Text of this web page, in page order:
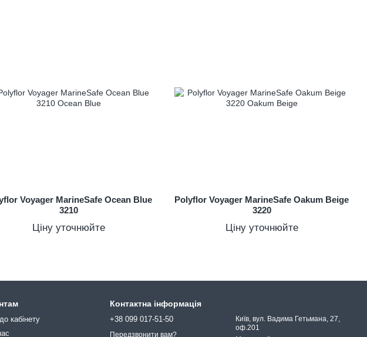
Voyager MarineSafe Ocean Blue
3210
Ціну уточнюйте
Polyflor Voyager MarineSafe Oakum Beige
3220
Ціну уточнюйте
кабінету
Контактна інформація
+38 099 017-51-50
Передзвонити вам?
Київ, вул. Вадима Гетьмана, 27,
оф.201